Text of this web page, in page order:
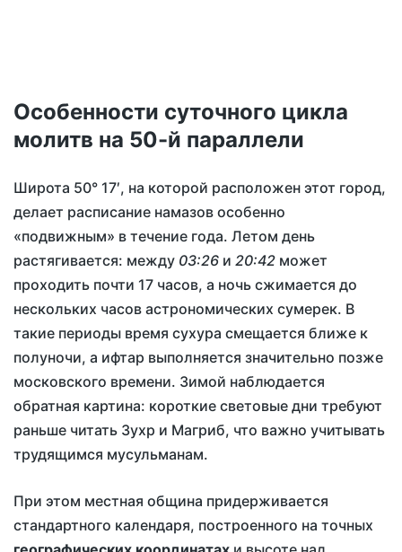
Особенности суточного цикла
молитв на 50-й параллели
Широта 50° 17′, на которой расположен этот город,
делает расписание намазов особенно
«подвижным» в течение года. Летом день
растягивается: между 03:26 и 20:42 может
проходить почти 17 часов, а ночь сжимается до
нескольких часов астрономических сумерек. В
такие периоды время сухура смещается ближе к
полуночи, а ифтар выполняется значительно позже
московского времени. Зимой наблюдается
обратная картина: короткие световые дни требуют
раньше читать Зухр и Магриб, что важно учитывать
трудящимся мусульманам.
При этом местная община придерживается
стандартного календаря, построенного на точных